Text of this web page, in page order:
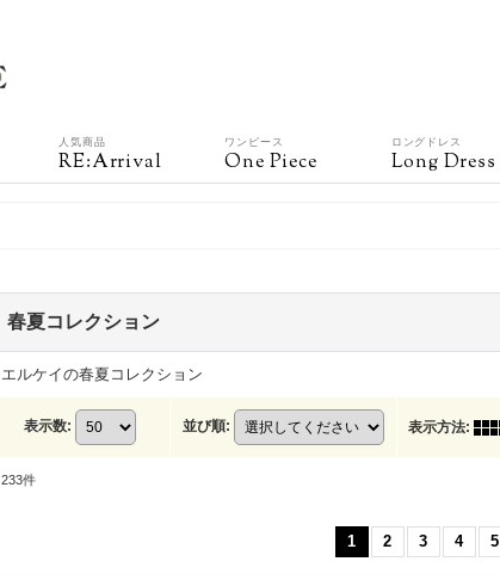
人気商品
RE:Arrival
ワンピース
One Piece
ロングドレス
Long Dress
春夏コレクション
エルケイの春夏コレクション
表示数: 並び順: 表示方法:
233件
1 2 3 4 5